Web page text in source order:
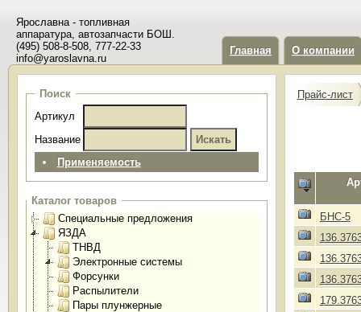
Ярославна - топливная
аппаратура, автозапчасти БОШ.
(495) 508-8-508, 777-22-33
info@yaroslavna.ru
Главная О компании
Поиск
Артикул
Название
Применяемость
Каталог товаров
Специальные предложения
ЯЗДА
ТНВД
Электронные системы
Форсунки
Распылители
Пары плунжерные
Прайс-лист
БНС-5